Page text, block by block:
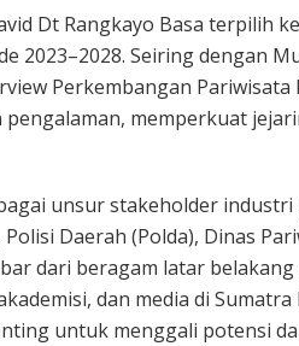
Dt Rangkayo Basa terpilih
2023–2028. Seiring dengan
Perkembangan Pariwisata
pengalaman, memperkuat
unsur stakeholder
Daerah (Polda), Dinas
dari beragam latar
dan media di
untuk menggali potensi